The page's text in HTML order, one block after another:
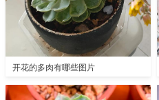
开花的多肉有哪些图片